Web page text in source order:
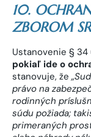
10.
ZBOROM SR
Ustanovenie §
pokiaľ ide o
stanovuje, že „
právo na
rodinných
súdu požiada;
primeraných